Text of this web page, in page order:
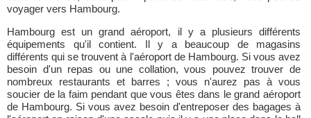
voyager vers Hambourg.
Hambourg est un grand aéroport, il y a plusieurs différents
équipements qu'il contient. Il y a beaucoup de magasins
différents qui se trouvent à l'aéroport de Hambourg. Si vous avez
besoin d'un repas ou une collation, vous pouvez trouver de
nombreux restaurants et barres ; vous n'aurez pas à vous
soucier de la faim pendant que vous êtes dans le grand aéroport
de Hambourg. Si vous avez besoin d'entreposer des bagages à